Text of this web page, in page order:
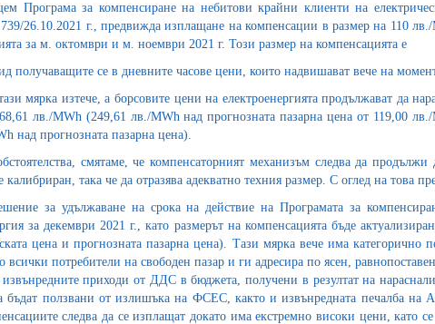
Програма за компенсиране на небитови крайни клиенти на
26.10.2021 г., предвижда изплащане на компенсации в размер на 110 лв./
за м. октомври и м. ноември 2021 г. Този размер на компенсацията е
получаващите се в дневните часове цени, които надвишават вече на
мярка изтече, а борсовите цени на електроенергията продължават да
лв./MWh (249,61 лв./MWh над прогнозната пазарна цена от 119,00
над прогнозната пазарна цена).
смятаме, че компенсаторният механизъм следва да
така че да отразява адекватно техния размер. С оглед на това
за удължаване на срока на действие на Програмата за
за декември 2021 г., като размерът на компенсацията бъде
цена и прогнозната пазарна цена). Тази мярка вече има категорично
всички потребители на свободен пазар и ги адресира по ясен,
приходи от ДДС в бюджета, получени в резултат на
бъдат ползвани от излишъка на ФСЕС, както и извънредната печалба
следва да се изплащат докато има екстремно високи цени, като